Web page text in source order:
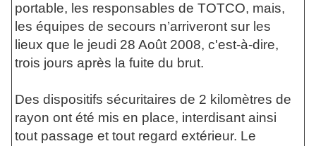
portable, les responsables de TOTCO, mais,
les équipes de secours n’arriveront sur les
lieux que le jeudi 28 Août 2008, c'est-à-dire,
trois jours après la fuite du brut.
Des dispositifs sécuritaires de 2 kilomètres de
rayon ont été mis en place, interdisant ainsi
tout passage et tout regard extérieur. Le